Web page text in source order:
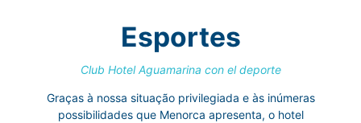
Esportes
Club Hotel Aguamarina con el deporte
Graças à nossa situação privilegiada e às inúmeras
possibilidades que Menorca apresenta, o hotel